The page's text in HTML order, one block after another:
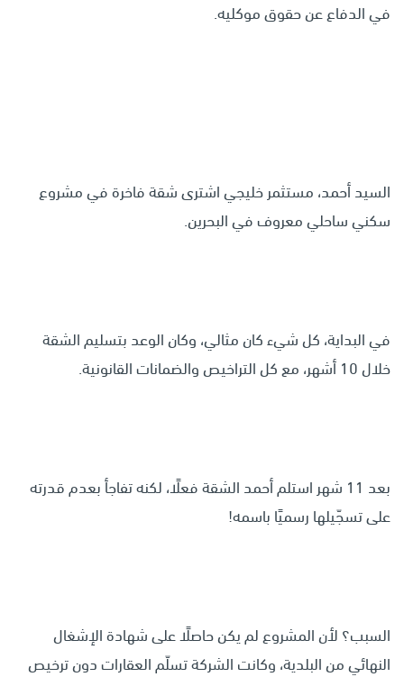
في الدفاع عن حقوق موكليه.
السيد أحمد، مستثمر خليجي اشترى شقة فاخرة في مشروع
سكني ساحلي معروف في البحرين.
في البداية، كل شيء كان مثالي، وكان الوعد بتسليم الشقة
خلال 10 أشهر، مع كل التراخيص والضمانات القانونية.
بعد 11 شهر استلم أحمد الشقة فعلًا، لكنه تفاجأ بعدم قدرته
على تسجّيلها رسميًا باسمه!
السبب؟ لأن المشروع لم يكن حاصلًا على شهادة الإشغال
النهائي من البلدية، وكانت الشركة تسلّم العقارات دون ترخيص